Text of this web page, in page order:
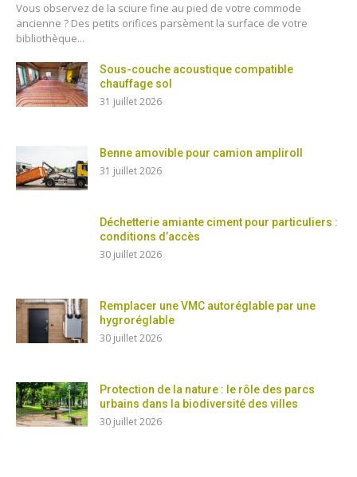
Vous observez de la sciure fine au pied de votre commode
ancienne ? Des petits orifices parsèment la surface de votre
bibliothèque...
Sous-couche acoustique compatible
chauffage sol
31 juillet 2026
Benne amovible pour camion ampliroll
31 juillet 2026
Déchetterie amiante ciment pour particuliers :
conditions d’accès
30 juillet 2026
Remplacer une VMC autoréglable par une
hygroréglable
30 juillet 2026
Protection de la nature : le rôle des parcs
urbains dans la biodiversité des villes
30 juillet 2026